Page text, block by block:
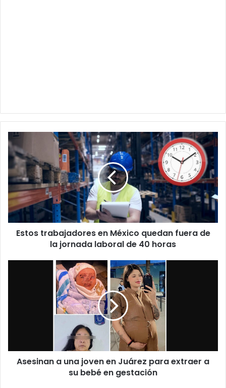
Estos
trabajadores
en
México
quedan
fuera
de
la
jornada
laboral
Estos trabajadores en México quedan fuera de
la jornada laboral de 40 horas
a
Asesinan a una joven en Juárez para extraer a
su bebé en gestación